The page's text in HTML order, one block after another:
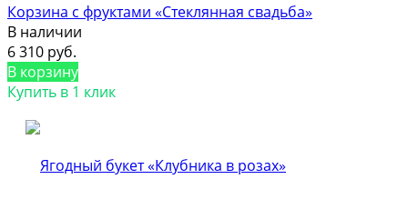
Корзина с фруктами «Стеклянная свадьба»
В наличии
6 310 руб.
В корзину
Купить в 1 клик